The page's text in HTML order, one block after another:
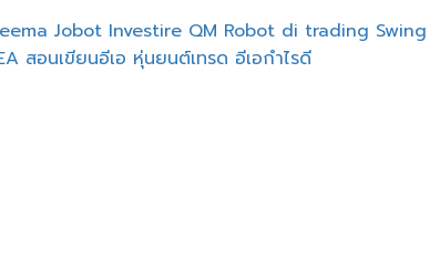
Jobot Investire QM Robot di trading Swing
สอนเขียนอีเอ หุ่นยนต์เทรด อีเอกำไรดี